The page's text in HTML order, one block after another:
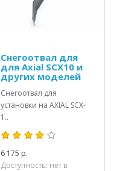
Снегоотвал для
для Axial SCX10 и
других моделей
Снегоотвал для
установки на AXIAL SCX-
1..
6 175 р.
Доступность: нет в